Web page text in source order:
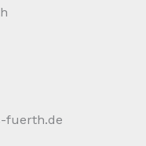
fuerth.de